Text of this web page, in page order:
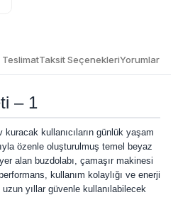
Taksit SeçenekleriYorumlar
– 1
kullanıcıların günlük yaşam
özenle oluşturulmuş temel beyaz
alan buzdolabı, çamaşır makinesi
kullanım kolaylığı ve enerji
yıllar güvenle kullanılabilecek